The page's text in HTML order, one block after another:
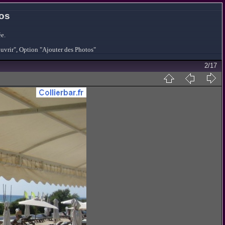
Option "Ajouter des Photos"
2/17